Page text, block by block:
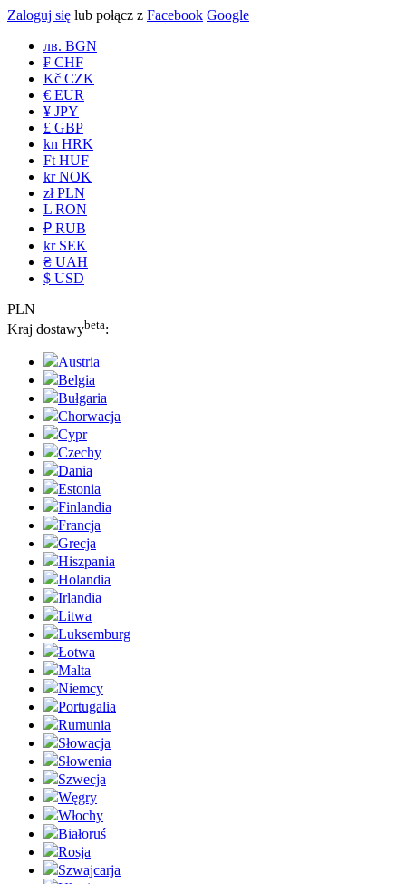
Zaloguj się lub połącz z Facebook Google
лв. BGN
₣ CHF
Kč CZK
€ EUR
¥ JPY
£ GBP
kn HRK
Ft HUF
kr NOK
zł PLN
L RON
₽ RUB
kr SEK
₴ UAH
$ USD
PLN
Kraj dostawybeta:
Austria
Belgia
Bułgaria
Chorwacja
Cypr
Czechy
Dania
Estonia
Finlandia
Francja
Grecja
Hiszpania
Holandia
Irlandia
Litwa
Luksemburg
Łotwa
Malta
Niemcy
Portugalia
Rumunia
Słowacja
Słowenia
Szwecja
Węgry
Włochy
Białoruś
Rosja
Szwajcarja